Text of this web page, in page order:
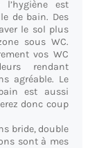
est
de bain. Des
le sol plus
sous WC.
vos WC
rendant
agréable. Le
est aussi
donc coup
bride, double
sont à mes